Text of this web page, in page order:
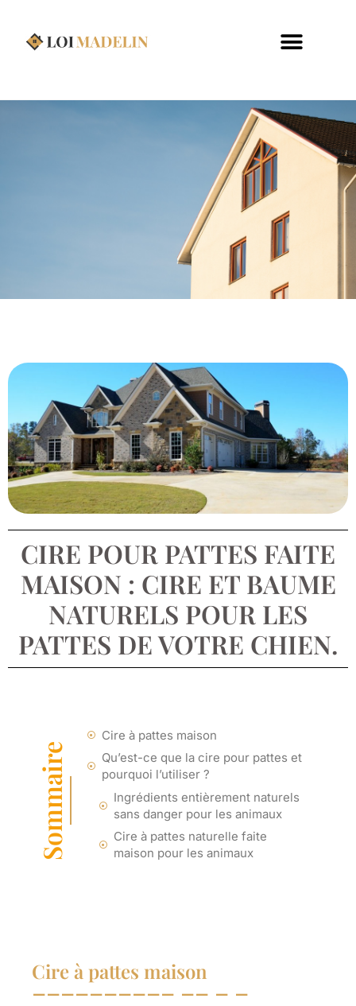
CIRE POUR PATTES FAITE
MAISON : CIRE ET BAUME
NATURELS POUR LES
PATTES DE VOTRE CHIEN.
Sommaire
Cire à pattes maison
Qu’est-ce que la cire pour pattes et
pourquoi l’utiliser ?
Ingrédients entièrement naturels
sans danger pour les animaux
Cire à pattes naturelle faite
maison pour les animaux
Cire à pattes maison